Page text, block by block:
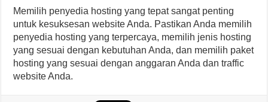
Memilih penyedia hosting yang tepat sangat penting
untuk kesuksesan website Anda. Pastikan Anda memilih
penyedia hosting yang terpercaya, memilih jenis hosting
yang sesuai dengan kebutuhan Anda, dan memilih paket
hosting yang sesuai dengan anggaran Anda dan traffic
website Anda.